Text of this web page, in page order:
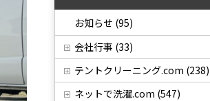
お知らせ (95)
会社行事 (33)
テントクリーニング.com (238)
ネットで洗濯.com (547)